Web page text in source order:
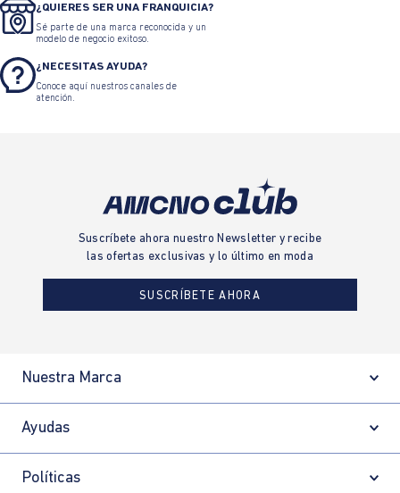
TAMBIÉN TE PUEDE INTERESAR
Camiseta polo slim fit
¿QUIERES SER UNA FRANQUICIA?
Sé parte de una marca reconocida y un
modelo de negocio exitoso.
¿NECESITAS AYUDA?
Conoce aquí nuestros canales de
atención.
Suscríbete ahora nuestro Newsletter y recibe
las ofertas exclusivas y lo último en moda
SUSCRÍBETE AHORA
Nuestra Marca
Ayudas
Políticas